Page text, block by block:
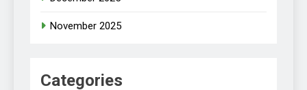
November 2025
Categories